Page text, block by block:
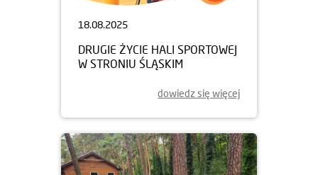
18.08.2025
DRUGIE ŻYCIE HALI SPORTOWEJ
W STRONIU ŚLĄSKIM
dowiedz się więcej